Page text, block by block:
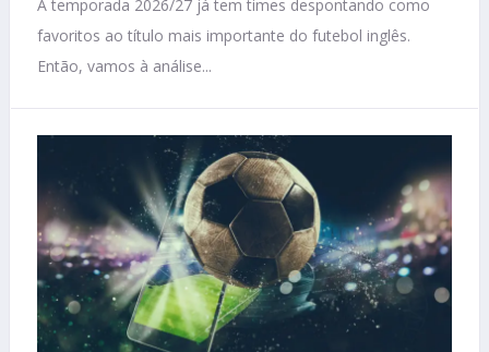
A temporada 2026/27 já tem times despontando como
favoritos ao título mais importante do futebol inglês.
Então, vamos à análise...